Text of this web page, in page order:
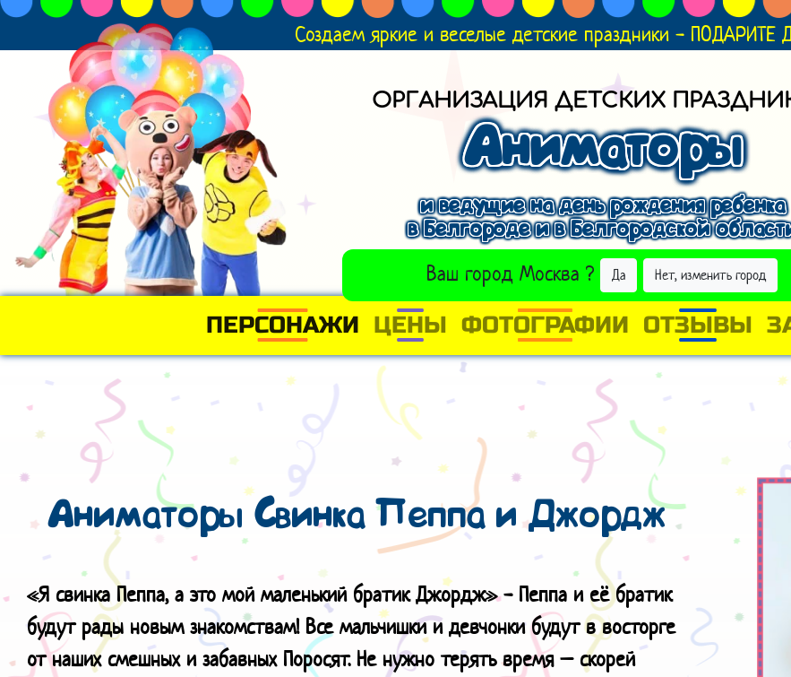
Создаем яркие и веселые детские праздники -
ОРГАНИЗАЦИЯ ДЕТСКИХ
Аниматоры
и ведущие на день рождения ребенка
в Белгороде и в Белгородской
Ваш город Москва ? Да Нет, изменить город
ВЫБРАТЬ ДРУГОЙ ГОРОД
ПЕРСОНАЖИ ЦЕНЫ ФОТОГРАФИИ ОТЗЫВЫ
Аниматоры Свинка Пеппа и Джордж
«Я свинка Пеппа, а это мой маленький братик Джордж» - Пеппа и её братик
будут рады новым знакомствам! Все мальчишки и девчонки будут в восторге
от наших смешных и забавных Поросят. Не нужно терять время – скорей